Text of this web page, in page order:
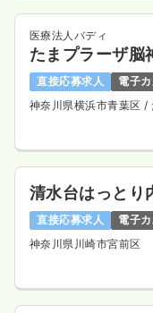
医療法人バディ
たまプラーザ脳
直接応募求人 電子
神奈川県横浜市青葉区 /
清水台はっとり
直接応募求人
電子
神奈川県川崎市宮前区